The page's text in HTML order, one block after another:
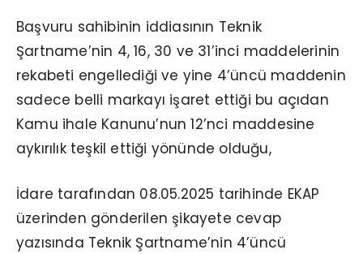
Başvuru sahibinin iddiasının Teknik
Şartname’nin 4, 16, 30 ve 31’inci maddelerinin
rekabeti engellediği ve yine 4’üncü maddenin
sadece belli markayı işaret ettiği bu açıdan
Kamu ihale Kanunu’nun 12’nci maddesine
aykırılık teşkil ettiği yönünde olduğu,
İdare tarafından 08.05.2025 tarihinde EKAP
üzerinden gönderilen şikayete cevap
yazısında Teknik Şartname’nin 4’üncü